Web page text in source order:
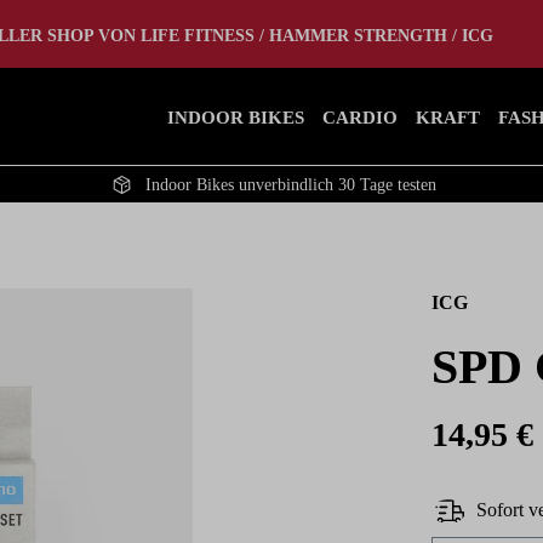
SHOP VON LIFE FITNESS / HAMMER STRENGTH / ICG
INDOOR BIKES CARDIO KRAFT
Indoor Bikes unverbindlich 30 Tage testen
ICG
SPD
14,95 €
Sofort